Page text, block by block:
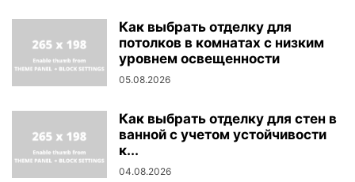
Как выбрать отделку для
потолков в комнатах с низким
уровнем освещенности
05.08.2026
Как выбрать отделку для стен в
ванной с учетом устойчивости
к...
04.08.2026